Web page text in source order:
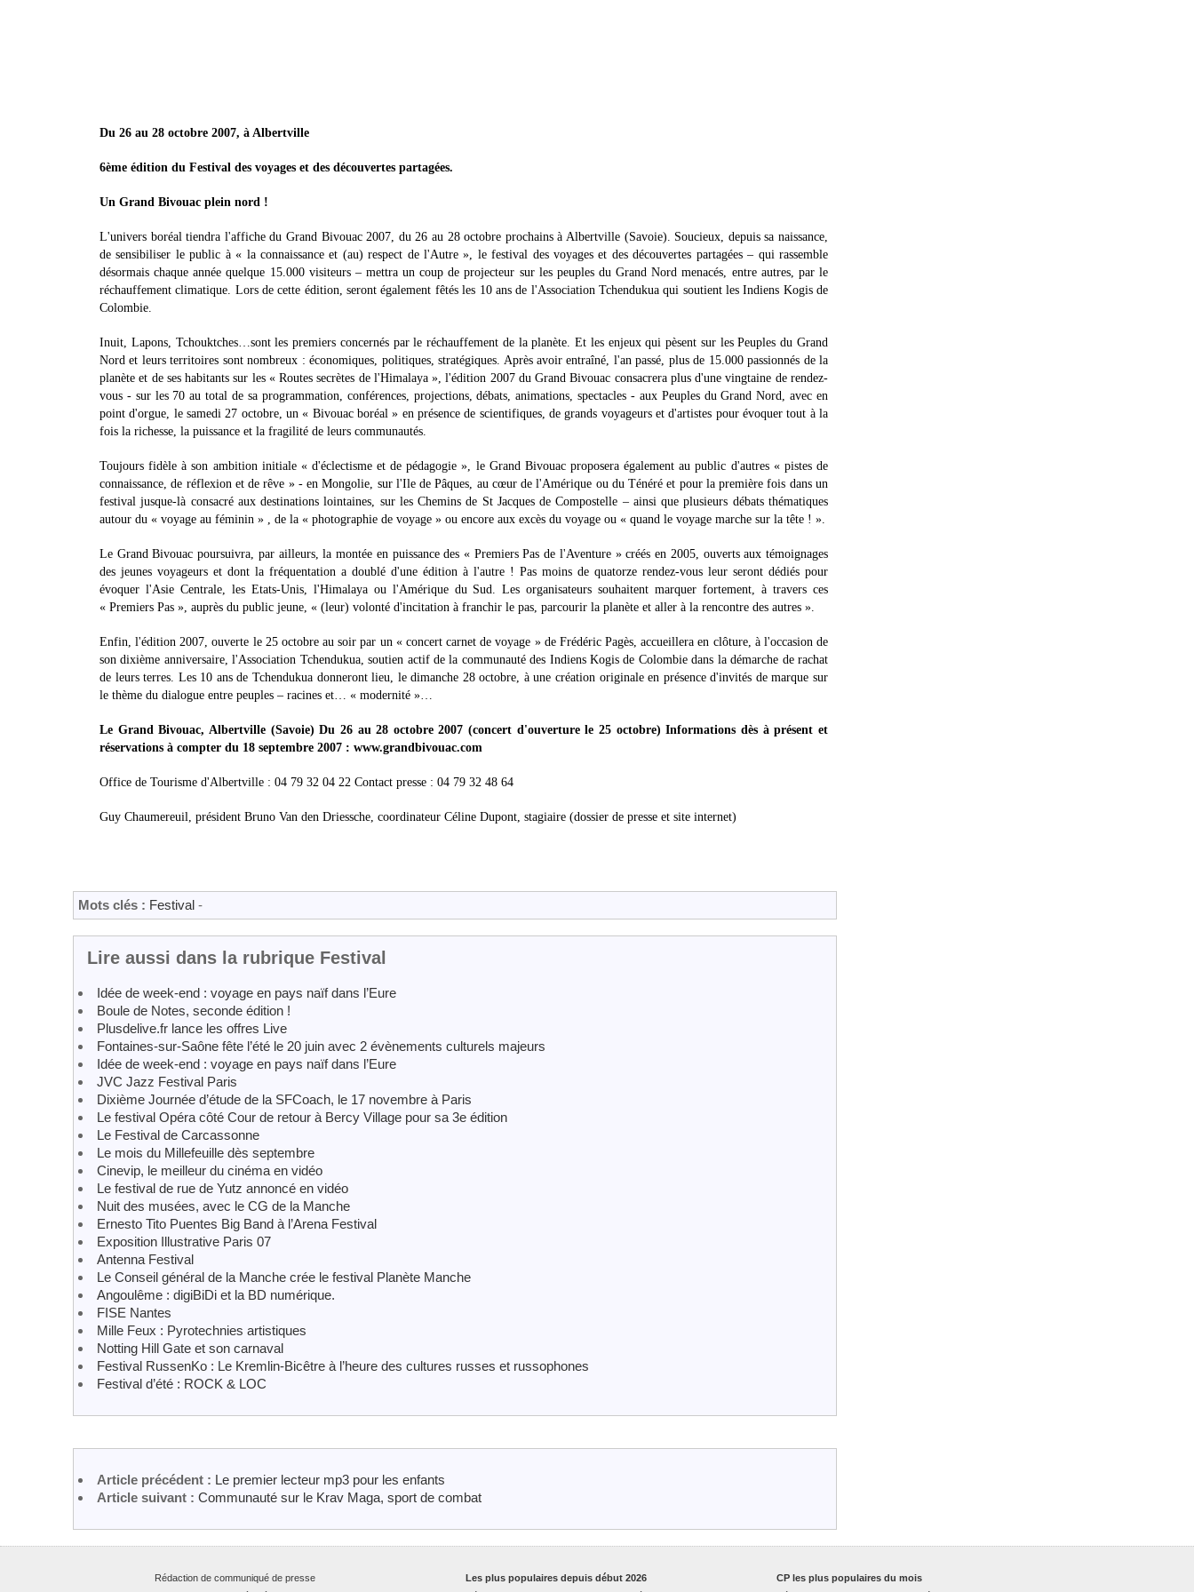
Du 26 au 28 octobre 2007, à Albertville
6ème édition du Festival des voyages et des découvertes partagées.
Un Grand Bivouac plein nord !
L'univers boréal tiendra l'affiche du Grand Bivouac 2007, du 26 au 28 octobre prochains à Albertville (Savoie). Soucieux, depuis sa naissance,
de sensibiliser le public à « la connaissance et (au) respect de l'Autre », le festival des voyages et des découvertes partagées – qui rassemble
désormais chaque année quelque 15.000 visiteurs – mettra un coup de projecteur sur les peuples du Grand Nord menacés, entre autres, par le
réchauffement climatique. Lors de cette édition, seront également fêtés les 10 ans de l'Association Tchendukua qui soutient les Indiens Kogis de
Colombie.
Inuit, Lapons, Tchouktches…sont les premiers concernés par le réchauffement de la planète. Et les enjeux qui pèsent sur les Peuples du Grand
Nord et leurs territoires sont nombreux : économiques, politiques, stratégiques. Après avoir entraîné, l'an passé, plus de 15.000 passionnés de la
planète et de ses habitants sur les « Routes secrètes de l'Himalaya », l'édition 2007 du Grand Bivouac consacrera plus d'une vingtaine de rendez-
vous - sur les 70 au total de sa programmation, conférences, projections, débats, animations, spectacles - aux Peuples du Grand Nord, avec en
point d'orgue, le samedi 27 octobre, un « Bivouac boréal » en présence de scientifiques, de grands voyageurs et d'artistes pour évoquer tout à la
fois la richesse, la puissance et la fragilité de leurs communautés.
Toujours fidèle à son ambition initiale « d'éclectisme et de pédagogie », le Grand Bivouac proposera également au public d'autres « pistes de
connaissance, de réflexion et de rêve » - en Mongolie, sur l'Ile de Pâques, au cœur de l'Amérique ou du Ténéré et pour la première fois dans un
festival jusque-là consacré aux destinations lointaines, sur les Chemins de St Jacques de Compostelle – ainsi que plusieurs débats thématiques
autour du « voyage au féminin » , de la « photographie de voyage » ou encore aux excès du voyage ou « quand le voyage marche sur la tête ! ».
Le Grand Bivouac poursuivra, par ailleurs, la montée en puissance des « Premiers Pas de l'Aventure » créés en 2005, ouverts aux témoignages
des jeunes voyageurs et dont la fréquentation a doublé d'une édition à l'autre ! Pas moins de quatorze rendez-vous leur seront dédiés pour
évoquer l'Asie Centrale, les Etats-Unis, l'Himalaya ou l'Amérique du Sud. Les organisateurs souhaitent marquer fortement, à travers ces
« Premiers Pas », auprès du public jeune, « (leur) volonté d'incitation à franchir le pas, parcourir la planète et aller à la rencontre des autres ».
Enfin, l'édition 2007, ouverte le 25 octobre au soir par un « concert carnet de voyage » de Frédéric Pagès, accueillera en clôture, à l'occasion de
son dixième anniversaire, l'Association Tchendukua, soutien actif de la communauté des Indiens Kogis de Colombie dans la démarche de rachat
de leurs terres. Les 10 ans de Tchendukua donneront lieu, le dimanche 28 octobre, à une création originale en présence d'invités de marque sur
le thème du dialogue entre peuples – racines et… « modernité »…
Le Grand Bivouac, Albertville (Savoie) Du 26 au 28 octobre 2007 (concert d'ouverture le 25 octobre) Informations dès à présent et
réservations à compter du 18 septembre 2007 : www.grandbivouac.com
Office de Tourisme d'Albertville : 04 79 32 04 22 Contact presse : 04 79 32 48 64
Guy Chaumereuil, président Bruno Van den Driessche, coordinateur Céline Dupont, stagiaire (dossier de presse et site internet)
Mots clés : Festival -
Lire aussi dans la rubrique Festival
Idée de week-end : voyage en pays naïf dans l’Eure
Boule de Notes, seconde édition !
Plusdelive.fr lance les offres Live
Fontaines‐sur‐Saône fête l’été le 20 juin avec 2 évènements culturels majeurs
Idée de week-end : voyage en pays naïf dans l’Eure
JVC Jazz Festival Paris
Dixième Journée d’étude de la SFCoach, le 17 novembre à Paris
Le festival Opéra côté Cour de retour à Bercy Village pour sa 3e édition
Le Festival de Carcassonne
Le mois du Millefeuille dès septembre
Cinevip, le meilleur du cinéma en vidéo
Le festival de rue de Yutz annoncé en vidéo
Nuit des musées, avec le CG de la Manche
Ernesto Tito Puentes Big Band à l’Arena Festival
Exposition Illustrative Paris 07
Antenna Festival
Le Conseil général de la Manche crée le festival Planète Manche
Angoulême : digiBiDi et la BD numérique.
FISE Nantes
Mille Feux : Pyrotechnies artistiques
Notting Hill Gate et son carnaval
Festival RussenKo : Le Kremlin-Bicêtre à l’heure des cultures russes et russophones
Festival d’été : ROCK & LOC
Article précédent : Le premier lecteur mp3 pour les enfants
Article suivant : Communauté sur le Krav Maga, sport de combat
Rédaction de communiqué de presse
CP les plus populaires du mois
Les plus populaires depuis début 2026